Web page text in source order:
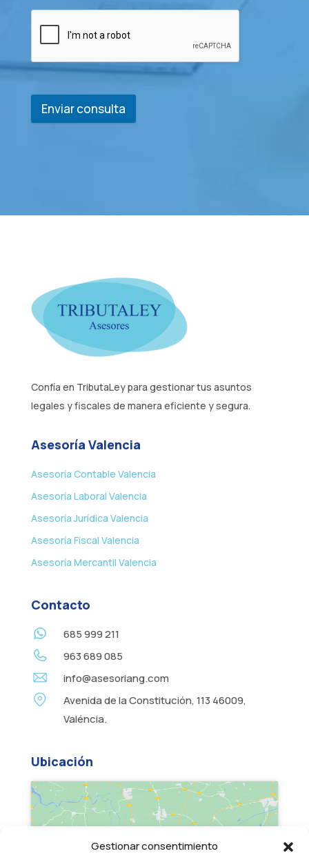
Gestionar consentimiento
Enviar consulta
Confía en TributaLey para gestionar tus asuntos
legales y fiscales de manera eficiente y segura.
Asesoría Valencia
Asesoría Contable Valencia
Asesoría Laboral Valencia
Asesoría Jurídica Valencia
Asesoría Fiscal Valencia
Asesoría Mercantil Valencia
Contacto
685 999 211
963 689 085
info@asesoriang.com
Avenida de la Constitución, 113 46009,
Valéncia.
Ubicación